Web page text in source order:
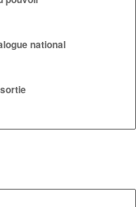
national